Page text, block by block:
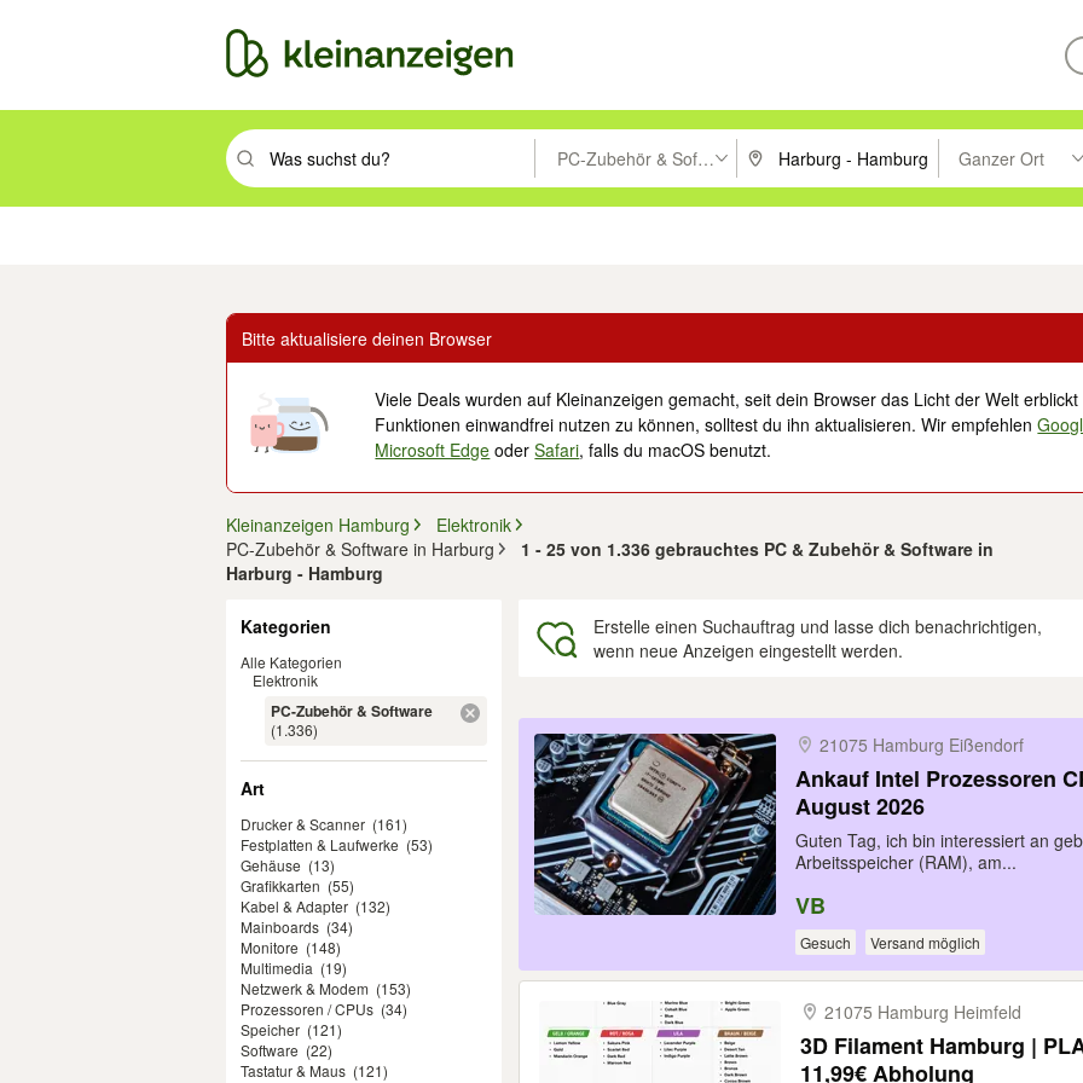
Suchbegriff eingeben. Eingabetaste drücken um zu suchen, oder Vorschläge mit den Pfeiltasten nach oben/
PC-Zubehör & Software PLZ oder Ort eingeben. Eingabetaste
Ganzer Ort
Suche im
Bitte aktualisiere deinen Browser
Viele Deals wurden auf Kleinanzeigen gemacht, seit dein Browser das Licht der Welt
Funktionen einwandfrei nutzen zu können, solltest du ihn aktualisieren. Wir empfehlen
Microsoft Edge oderSafari, falls du macOS benutzt.
Kleinanzeigen Hamburg
Elektronik
PC-Zubehör & Software in Harburg
1 - 25 von 1.336 gebrauchtes PC & Zubehör & Software in
Harburg - Hamburg
Kategorien
Alle Kategorien
Elektronik
PC-Zubehör & Software
(1.336)
Art
Drucker & Scanner (161)
Festplatten & Laufwerke (53)
Gehäuse (13)
Grafikkarten (55)
Kabel & Adapter (132)
Mainboards (34)
Monitore (148)
Multimedia (19)
Netzwerk & Modem (153)
Prozessoren / CPUs (34)
Speicher (121)
Software (22)
Tastatur & Maus (121)
Erstelle einen Suchauftrag und lasse dich benachrichtigen,
wenn neue Anzeigen eingestellt werden.
Ergebnisse
21075 Hamburg Eißendorf
Ankauf Intel Prozessoren
August 2026
Guten Tag, ich bin interessiert an
Arbeitsspeicher (RAM), am...
VB
Gesuch Versand möglich
21075 Hamburg Heimfeld
3D Filament Hamburg |
11,99€ Abholung